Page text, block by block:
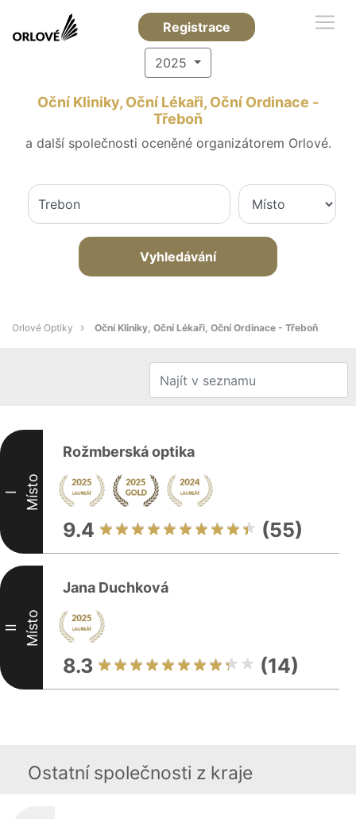
Registrace
2025
Oční Kliniky, Oční Lékaři, Oční Ordinace -
Třeboň
a další společnosti oceněné organizátorem Orlové.
Vyhledávání
Orlové Optiky Oční Kliniky, Oční Lékaři, Oční Ordinace - Třeboň
I Místo
Rožmberská optika
9.4 (55)
II Místo
Jana Duchková
8.3 (14)
Ostatní společnosti z kraje